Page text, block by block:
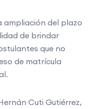
ampliación del plazo
de brindar
que no
de matrícula
Cuti Gutiérrez,